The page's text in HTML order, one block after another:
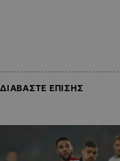
ΔΙΑΒΑΣΤΕ ΕΠΙΣΗΣ